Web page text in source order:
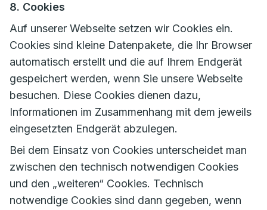
8. Cookies
Auf unserer Webseite setzen wir Cookies ein.
Cookies sind kleine Datenpakete, die Ihr Browser
automatisch erstellt und die auf Ihrem Endgerät
gespeichert werden, wenn Sie unsere Webseite
besuchen. Diese Cookies dienen dazu,
Informationen im Zusammenhang mit dem jeweils
eingesetzten Endgerät abzulegen.
Bei dem Einsatz von Cookies unterscheidet man
zwischen den technisch notwendigen Cookies
und den „weiteren“ Cookies. Technisch
notwendige Cookies sind dann gegeben, wenn